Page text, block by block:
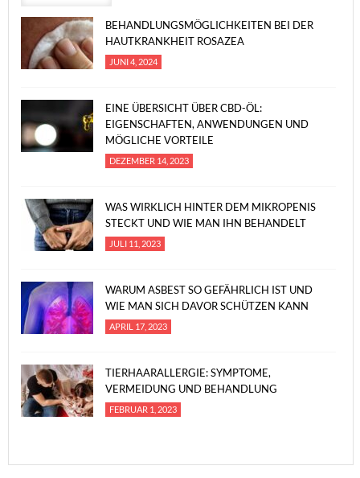
BEHANDLUNGSMÖGLICHKEITEN BEI DER
HAUTKRANKHEIT ROSAZEA
JUNI 4, 2024
EINE ÜBERSICHT ÜBER CBD-ÖL:
EIGENSCHAFTEN, ANWENDUNGEN UND
MÖGLICHE VORTEILE
DEZEMBER 14, 2023
WAS WIRKLICH HINTER DEM MIKROPENIS
STECKT UND WIE MAN IHN BEHANDELT
JULI 11, 2023
WARUM ASBEST SO GEFÄHRLICH IST UND
WIE MAN SICH DAVOR SCHÜTZEN KANN
APRIL 17, 2023
TIERHAARALLERGIE: SYMPTOME,
VERMEIDUNG UND BEHANDLUNG
FEBRUAR 1, 2023